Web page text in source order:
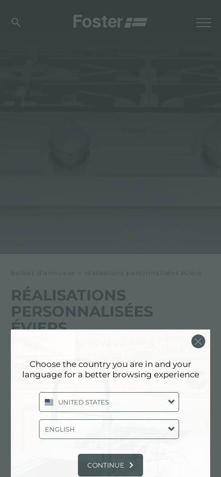
balises d'annuaire > réalisations personnalisées éviers
RÉALISATIONS
PERSONNALISÉES
ÉVIERS
Ci-dessous tous les contenus marqués avec :
Réalisations personnalisées éviers
SERVICES: RÉALISATIONS
PERSONNALISÉES ÉVIERS
Choose the country you are in and your
language for a better browsing experience
UNITED STATES
ENGLISH
CONTINUE